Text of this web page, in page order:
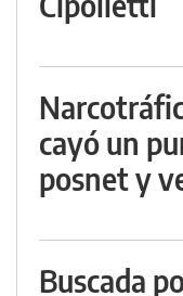
cayó un
posnet y
Buscada